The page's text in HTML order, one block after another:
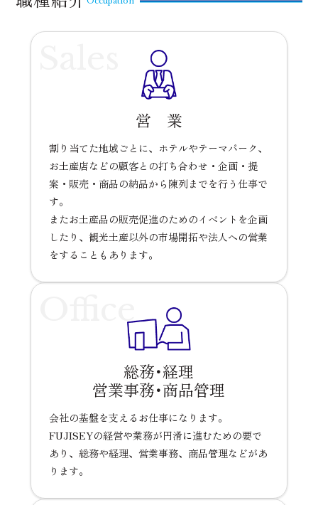
営 業
割り当てた地域ごとに、ホテルやテーマパーク、
お土産店などの顧客との打ち合わせ・企画・提
案・販売・商品の納品から陳列までを行う仕事で
す。
またお土産品の販売促進のためのイベントを企画
したり、観光土産以外の市場開拓や法人への営業
をすることもあります。
総務･経理
営業事務･商品管理
会社の基盤を支えるお仕事になります。
FUJISEYの経営や業務が円滑に進むための要で
あり、総務や経理、営業事務、商品管理などがあ
ります。